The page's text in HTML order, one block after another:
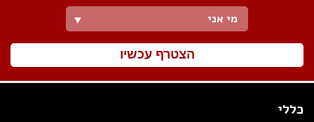
מי אני ▼
הצטרף עכשיו
כללי